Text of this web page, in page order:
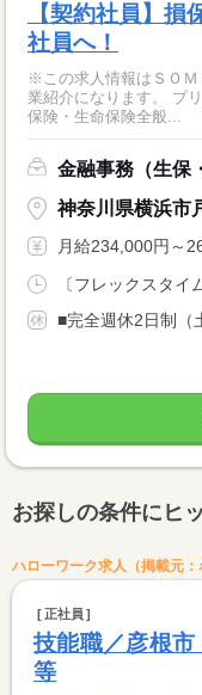
【契約社員】
社員へ！
※この求人情報はＳＯ
業紹介になります。 ブ
保険・生命保険全般...
金融事務（生保
神奈川県横浜市
月給234,000円～
〔フレックスタイ
■完全週休2日制（
お探しの条件にヒ
ハローワーク求人（掲載元：
正社員
技能職／彦根
等